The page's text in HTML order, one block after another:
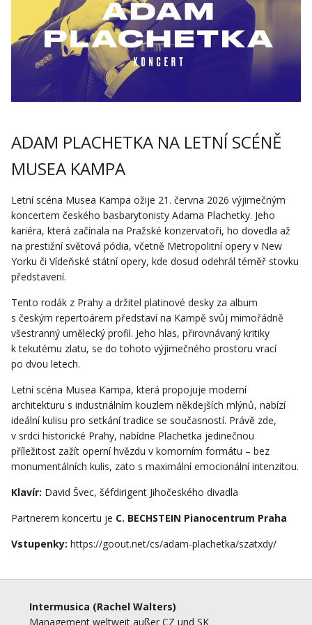
ADAM PLACHETKA NA LETNÍ SCÉNĚ
MUSEA KAMPA
Letní scéna Musea Kampa ožije 21. června 2026 výjimečným
koncertem českého basbarytonisty Adama Plachetky. Jeho
kariéra, která začínala na Pražské konzervatoři, ho dovedla až
na prestižní světová pódia, včetně Metropolitní opery v New
Yorku či Vídeňské státní opery, kde dosud odehrál téměř stovku
představení.
Tento rodák z Prahy a držitel platinové desky za album
s českým repertoárem představí na Kampě svůj mimořádně
všestranný umělecký profil. Jeho hlas, přirovnávaný kritiky
k tekutému zlatu, se do tohoto výjimečného prostoru vrací
po dvou letech.
Letní scéna Musea Kampa, která propojuje moderní
architekturu s industriálním kouzlem někdejších mlýnů, nabízí
ideální kulisu pro setkání tradice se současností. Právě zde,
v srdci historické Prahy, nabídne Plachetka jedinečnou
příležitost zažít operní hvězdu v komorním formátu – bez
monumentálních kulis, zato s maximální emocionální intenzitou.
Klavír: David Švec, šéfdirigent Jihočeského divadla
Partnerem koncertu je C. BECHSTEIN Pianocentrum Praha
Vstupenky: https://goout.net/cs/adam-plachetka/szatxdy/
Intermusica (Rachel Walters)
Management weltweit außer CZ und SK